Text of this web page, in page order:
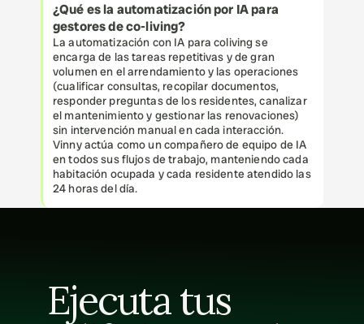
¿Qué es la automatización por IA para
gestores de co-living?
La automatización con IA para coliving se
encarga de las tareas repetitivas y de gran
volumen en el arrendamiento y las operaciones
(cualificar consultas, recopilar documentos,
responder preguntas de los residentes, canalizar
el mantenimiento y gestionar las renovaciones)
sin intervención manual en cada interacción.
Vinny actúa como un compañero de equipo de IA
en todos sus flujos de trabajo, manteniendo cada
habitación ocupada y cada residente atendido las
24 horas del día.
Ejecuta tus